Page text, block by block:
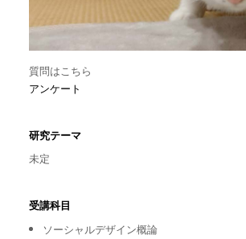
質問はこちら
アンケート
研究テーマ
未定
受講科目
ソーシャルデザイン概論